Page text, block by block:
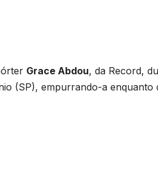
Grace Abdou, da Record,
(SP), empurrando-a enquanto